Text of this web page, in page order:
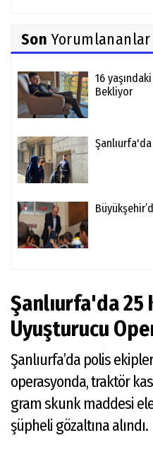
Son Yorumlananlar
16
Bekliyor
Şanlıurfa'da
Şanlıurfa'da 25
Uyuşturucu
Şanlıurfa’da polis
operasyonda, traktör
gram skunk maddesi
şüpheli gözaltına alındı.